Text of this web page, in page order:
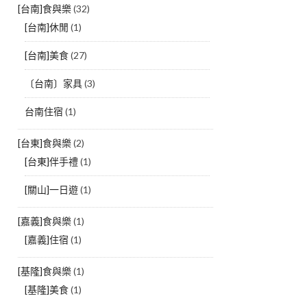
[台南]食與樂(32)
[台南]休閒 (1)
[台南]美食(27)
〔台南〕家具(3)
台南住宿 (1)
[台東]食與樂(2)
[台東]伴手禮(1)
[關山]一日遊(1)
[嘉義]食與樂(1)
[嘉義]住宿 (1)
[基隆]食與樂(1)
[基隆]美食(1)